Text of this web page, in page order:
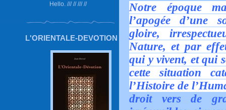
Hello. /// // /// //
L'ORIENTALE-DEVOTION
Notre époque
l’apogée d’une
gloire,
Nature, et par
qui y vivent, et qui
cette situation
l’Histoire de
droit vers de